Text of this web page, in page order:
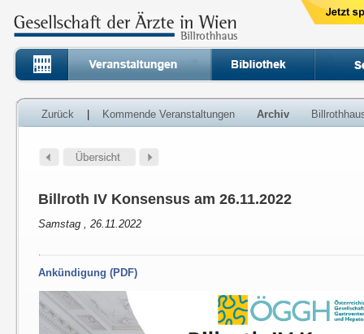
Zurück Kommende Veranstaltungen Archiv
Billroth IV Konsensus am 26.11.2022
Samstag , 26.11.2022
Ankündigung (PDF)